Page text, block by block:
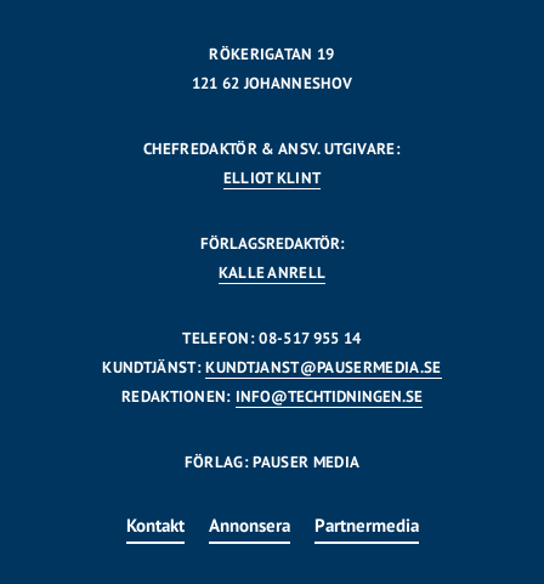
RÖKERIGATAN 19
121 62 JOHANNESHOV
CHEFREDAKTÖR & ANSV. UTGIVARE:
ELLIOT KLINT
FÖRLAGSREDAKTÖR:
KALLE ANRELL
TELEFON: 08-517 955 14
KUNDTJÄNST:KUNDTJANST@PAUSERMEDIA.SE
REDAKTIONEN: INFO@TECHTIDNINGEN.SE
FÖRLAG: PAUSER MEDIA
Kontakt Annonsera Partnermedia